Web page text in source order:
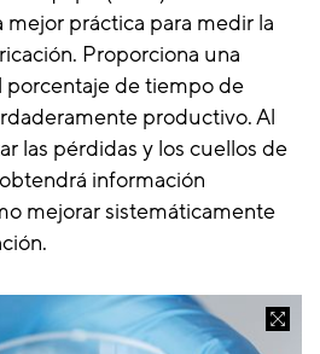
práctica para medir la
Proporciona una
de tiempo de
productivo. Al
las pérdidas y los cuellos de
información
mejorar sistemáticamente